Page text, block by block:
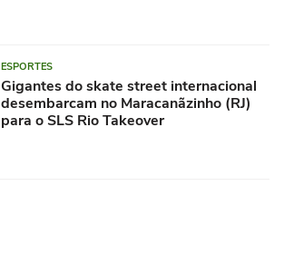
ESPORTES
Gigantes do skate street internacional
desembarcam no Maracanãzinho (RJ)
para o SLS Rio Takeover